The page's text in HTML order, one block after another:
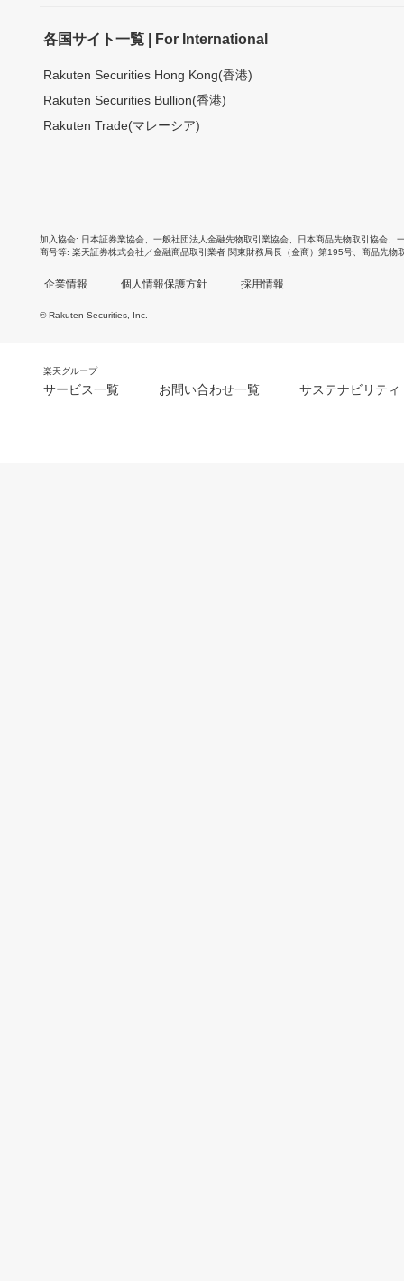
各国サイト一覧 | For International
Rakuten Securities Hong Kong(香港)
Rakuten Securities Bullion(香港)
Rakuten Trade(マレーシア)
加入協会 日本証券業協会 一般社団法人金融先物取引業協会 日本商品先物取引協会
商号等 楽天証券株式会社／金融商品取引業者 関東財務局長（金商）第195号、商品先物
企業情報 個人情報保護方針 採用情報
© Rakuten Securities, Inc.
楽天グループ
サービス一覧 お問い合わせ一覧 サステナビリティ